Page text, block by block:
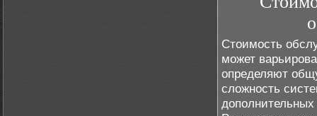
Стоимость
может
определяют
сложность